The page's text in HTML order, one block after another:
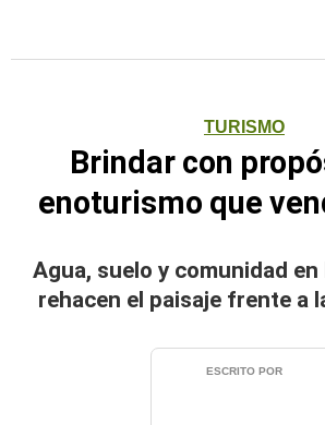
TURISMO
Brindar con
enoturismo que
Agua, suelo y comunidad
rehacen el paisaje frente a
ESCRITO POR